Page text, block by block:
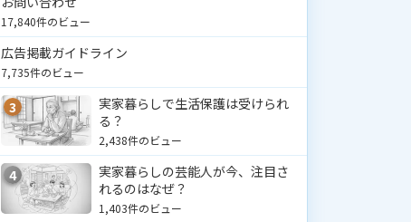
17,840件のビュー
広告掲載ガイドライン
7,735件のビュー
3
実家暮らしで生活保護は受けられ
る？
2,438件のビュー
4
実家暮らしの芸能人が今、注目さ
れるのはなぜ？
1,403件のビュー